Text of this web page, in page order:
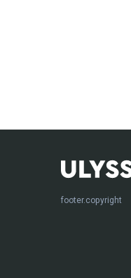
footer.copyright